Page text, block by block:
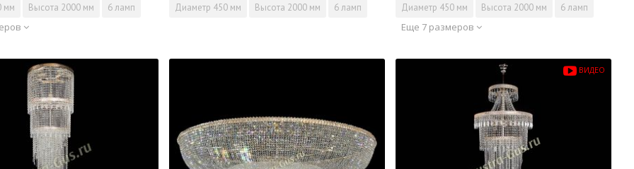
мм Высота 2000 мм 6 ламп Диаметр 450 мм Высота 2000 мм 6 ламп Диаметр 450 мм Высота 2000 мм 6 ламп
Еще 7 размеров
ВИДЕО